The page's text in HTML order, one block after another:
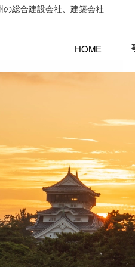
総合建設会社、建築会社
HOME